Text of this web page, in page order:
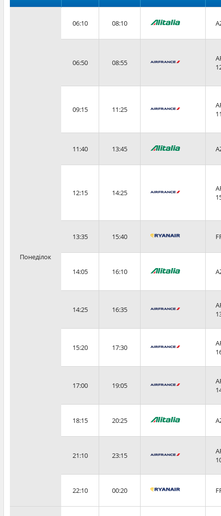
Понеділок
06:10 08:10
06:50 08:55
09:15 11:25
11:40 13:45
12:15 14:25
13:35 15:40
14:05 16:10
14:25 16:35
15:20 17:30
17:00 19:05
18:15 20:25
21:10 23:15
22:10 00:20